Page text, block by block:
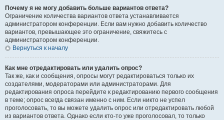
Почему я не могу добавить больше вариантов ответа?
Ограничение количества вариантов ответа устанавливается
администратором конференции. Если вам нужно добавить количество
вариантов, превышающее это ограничение, свяжитесь с
администратором конференции.
Вернуться к началу
Как мне отредактировать или удалить опрос?
Так же, как и сообщения, опросы могут редактироваться только их
создателями, модераторами или администраторами. Для
редактирования опроса перейдите к редактированию первого сообщения
в теме; опрос всегда связан именно с ним. Если никто не успел
проголосовать, то вы можете удалить опрос или отредактировать любой
из вариантов ответа. Однако если кто-то уже проголосовал, то только